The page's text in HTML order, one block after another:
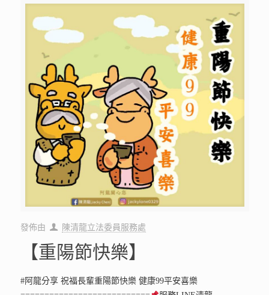
發佈由 陳清龍立法委員服務處
【重陽節快樂】
#阿龍分享 祝福長輩重陽節快樂 健康99平安喜樂